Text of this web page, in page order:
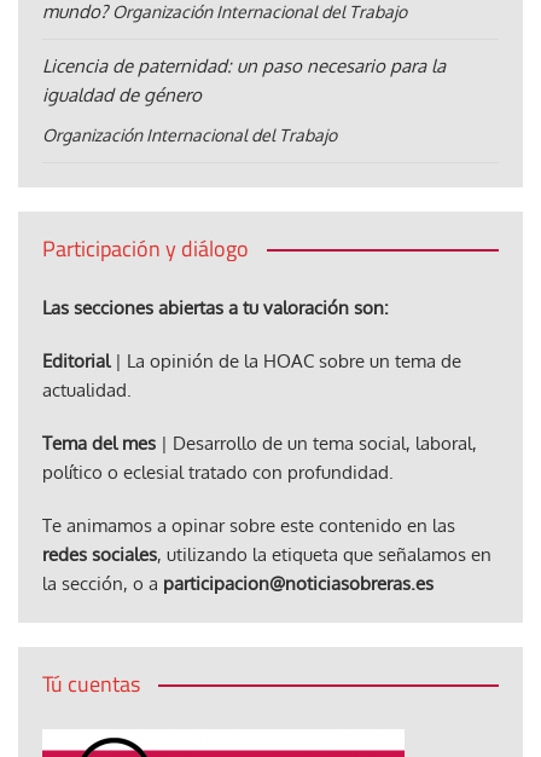
mundo? Organización Internacional del Trabajo
Licencia de paternidad: un paso necesario para la
igualdad de género
Organización Internacional del Trabajo
Participación y diálogo
Las secciones abiertas a tu valoración son:
Editorial| La opinión de la HOAC sobre un tema de
actualidad.
Tema del mes | Desarrollo de un tema social, laboral,
político o eclesial tratado con profundidad.
Te animamos a opinar sobre este contenido en las
redes sociales, utilizando la etiqueta que señalamos en
la sección, o a participacion@noticiasobreras.es
Tú cuentas